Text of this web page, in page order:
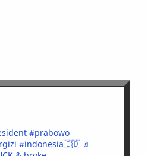
#prabowo
#indonesia🇮🇩 ♬